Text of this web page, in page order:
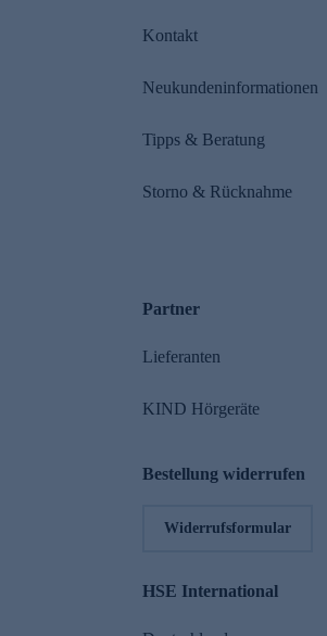
Kontakt
Neukundeninformationen
Tipps & Beratung
Storno & Rücknahme
Partner
Lieferanten
KIND Hörgeräte
Bestellung widerrufen
Widerrufsformular
HSE International